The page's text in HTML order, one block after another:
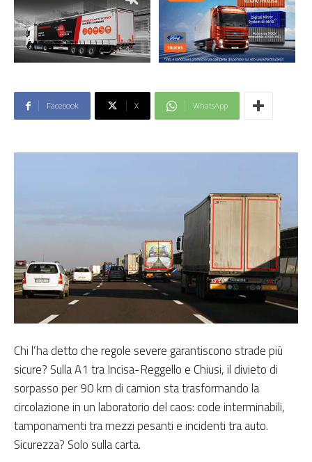
Facebook X WhatsApp
Chi l’ha detto che regole severe garantiscono strade più
sicure? Sulla A1 tra Incisa-Reggello e Chiusi, il divieto di
sorpasso per 90 km di camion sta trasformando la
circolazione in un laboratorio del caos: code interminabili,
tamponamenti tra mezzi pesanti e incidenti tra auto.
Sicurezza? Solo sulla carta.